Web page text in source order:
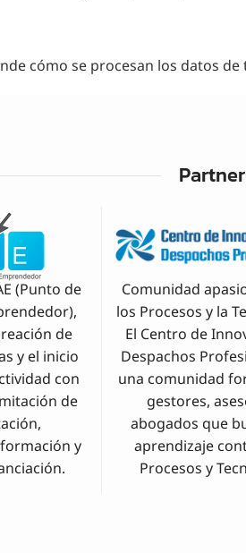
cómo se procesan los datos
(Punto de
de
y el inicio
con
de
y
Comunidad
los Procesos y la
El Centro de
Despachos
una comunidad
gestores,
abogados que
aprendizaje
Procesos y